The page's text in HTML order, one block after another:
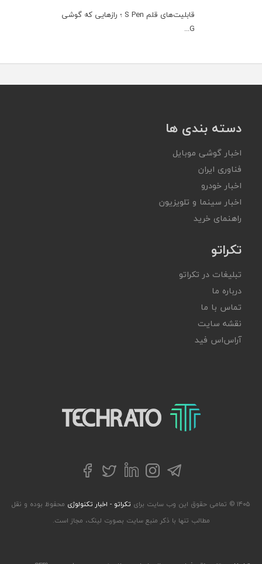
قابلیت‌های قلم S Pen ؛ رازهایی که گوشی
G...
دسته بندی ها
اخبار گوشی موبایل
فناوری ایران
اخبار خودرو
اخبار سینما و تلویزیون
راهنمای خرید
تکراتو
تبلیغات در تکراتو
درباره ما
تماس با ما
نقشه سایت
آر‌اس‌اس فید
تکراتو – زندگی با تکنولوژی
تلگراماینستاگرام
لینکداینتوییترفیسبوک
۱۴۰۵ © تمامی حقوق این وب سایت برای تکراتو - اخبار تکنولوژی محفوظ بوده و نقل
مطالب تنها با ذکر منبع سایت بصورت لینک، مجاز است.